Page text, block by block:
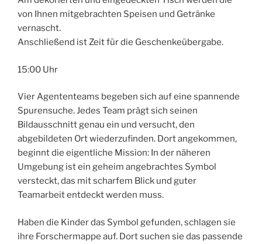
von Ihnen mitgebrachten Speisen und Getränke
vernascht.
Anschließend ist Zeit für die Geschenkeübergabe.
15:00 Uhr
Vier Agententeams begeben sich auf eine spannende
Spurensuche. Jedes Team prägt sich seinen
Bildausschnitt genau ein und versucht, den
abgebildeten Ort wiederzufinden. Dort angekommen,
beginnt die eigentliche Mission: In der näheren
Umgebung ist ein geheim angebrachtes Symbol
versteckt, das mit scharfem Blick und guter
Teamarbeit entdeckt werden muss.
Haben die Kinder das Symbol gefunden, schlagen sie
ihre Forschermappe auf. Dort suchen sie das passende